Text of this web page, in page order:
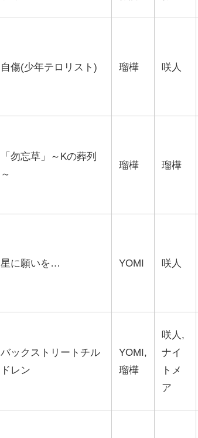
自傷(少年テロリスト) 瑠樺 咲人
「勿忘草」～Kの葬列
～
瑠樺 瑠樺
星に願いを… YOMI 咲人
バックストリートチル
ドレン
YOMI,
瑠樺
咲人,
ナイ
トメ
ア